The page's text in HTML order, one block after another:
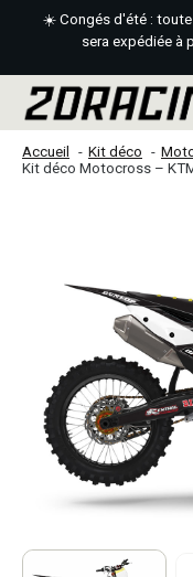
☀️ Congés d'été :
sera expédiée à
Accueil Kit déco
Kit déco Motocross –